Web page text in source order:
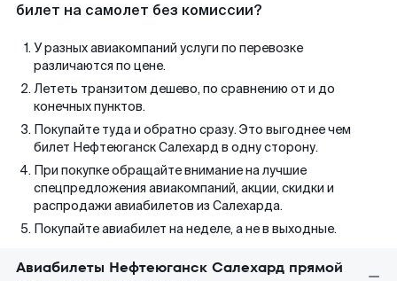
билет на самолет без комиссии?
У разных авиакомпаний услуги по перевозке
различаются по цене.
Лететь транзитом дешево, по сравнению от и до
конечных пунктов.
Покупайте туда и обратно сразу. Это выгоднее чем
билет Нефтеюганск Салехард в одну сторону.
При покупке обращайте внимание на лучшие
спецпредложения авиакомпаний, акции, скидки и
распродажи авиабилетов из Салехарда.
Покупайте авиабилет на неделе, а не в выходные.
Авиабилеты Нефтеюганск Салехард прямой